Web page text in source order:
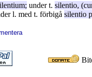
; under t. silentio, (
l. med t. förbigå silentio